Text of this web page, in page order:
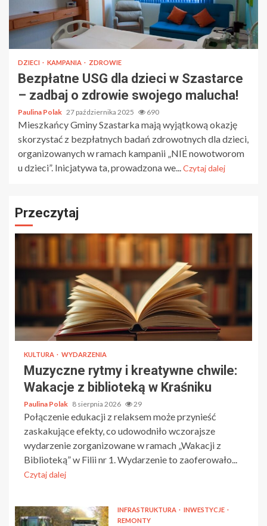
DZIECI KAMPANIA ZDROWIE
Bezpłatne USG dla dzieci w Szastarce
– zadbaj o zdrowie swojego malucha!
Paulina Polak 27 października 2025 690
Mieszkańcy Gminy Szastarka mają wyjątkową okazję
skorzystać z bezpłatnych badań zdrowotnych dla dzieci,
organizowanych w ramach kampanii „NIE nowotworom
u dzieci”. Inicjatywa ta, prowadzona we...Czytaj dalej
Przeczytaj
KULTURA WYDARZENIA
Muzyczne rytmy i kreatywne chwile:
Wakacje z biblioteką w Kraśniku
Paulina Polak 8 sierpnia 2026 29
Połączenie edukacji z relaksem może przynieść
zaskakujące efekty, co udowodniło wczorajsze
wydarzenie zorganizowane w ramach „Wakacji z
Biblioteką” w Filii nr 1. Wydarzenie to zaoferowało...
Czytaj dalej
INFRASTRUKTURA
INWESTYCJE
REMONTY